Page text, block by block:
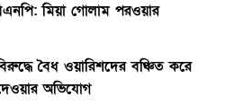
মিয়া গোলাম পরওয়ার
বৈধ ওয়ারিশদের বঞ্চিত করে
অভিযোগ